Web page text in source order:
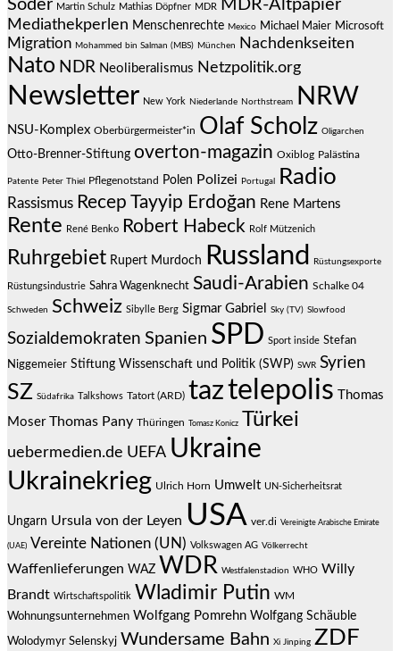
Söder Martin Schulz Mathias Döpfner MDR MDR-Altpapier
Mediathekperlen Menschenrechte Mexico Michael Maier Microsoft
Migration Mohammed bin Salman (MBS) München Nachdenkseiten
Nato NDR Neoliberalismus Netzpolitik.org
Newsletter New York Niederlande Northstream NRW
NSU-Komplex Oberbürgermeister*in Olaf Scholz Oligarchen
Otto-Brenner-Stiftung overton-magazin Oxiblog Palästina
Patente Peter Thiel Pflegenotstand Polen Polizei Portugal Radio
Rassismus Recep Tayyip Erdoğan Rene Martens
Rente René Benko Robert Habeck Rolf Mützenich
Ruhrgebiet Rupert Murdoch Russland Rüstungsexporte
Rüstungsindustrie Sahra Wagenknecht Saudi-Arabien Schalke 04
Schweden Schweiz Sibylle Berg Sigmar Gabriel Sky (TV) Slowfood
Sozialdemokraten Spanien SPD Sport inside Stefan
Niggemeier Stiftung Wissenschaft und Politik (SWP) SWR Syrien
SZ Südafrika Talkshows Tatort (ARD) taztelepolis
Thomas
Moser Thomas Pany Thüringen Tomasz Konicz Türkei
uebermedien.de UEFA Ukraine
Ukrainekrieg Ulrich Horn Umwelt UN-Sicherheitsrat
Ungarn Ursula von der Leyen USA ver.di Vereinigte Arabische Emirate
(UAE) Vereinte Nationen (UN) Volkswagen AG Völkerrecht
Waffenlieferungen WAZ WDR Westfalenstadion WHO Willy
Brandt Wirtschaftspolitik Wladimir Putin WM
Wohnungsunternehmen Wolfgang Pomrehn Wolfgang Schäuble
Wolodymyr Selenskyj Wundersame Bahn Xi Jinping ZDF